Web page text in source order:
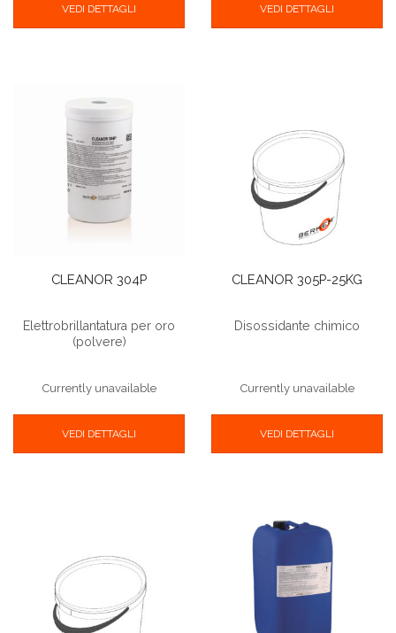
VEDI DETTAGLI VEDI DETTAGLI
CLEANOR 304P
Elettrobrillantatura per oro
(polvere)
Currently unavailable
VEDI DETTAGLI
CLEANOR 305P-25KG
Disossidante chimico
Currently unavailable
VEDI DETTAGLI